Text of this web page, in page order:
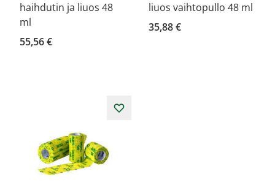
haihdutin ja liuos 48
ml
55,56 €
liuos vaihtopullo 48 ml
35,88 €